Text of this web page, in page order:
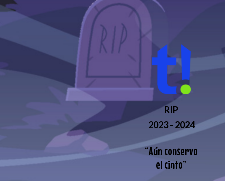
RIP
2023 - 2024
“Aún conservo
el cinto”